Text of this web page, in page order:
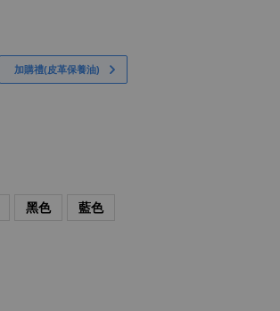
加購禮(皮革保養油)
黑色 藍色